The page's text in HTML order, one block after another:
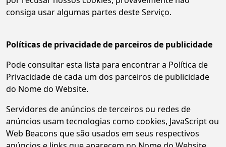
consiga usar algumas partes deste Serviço.
Políticas de privacidade de parceiros de publicidade
Pode consultar esta lista para encontrar a Política de
Privacidade de cada um dos parceiros de publicidade
do Nome do Website.
Servidores de anúncios de terceiros ou redes de
anúncios usam tecnologias como cookies, JavaScript ou
Web Beacons que são usados em seus respectivos